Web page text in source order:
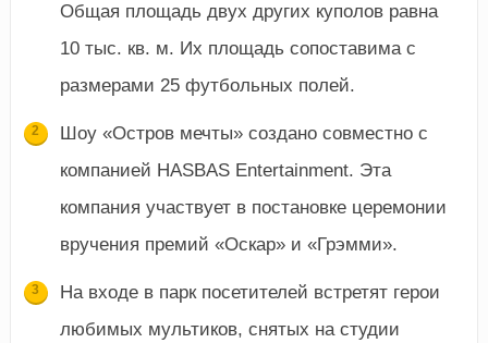
Общая площадь двух других куполов равна
10 тыс. кв. м. Их площадь сопоставима с
размерами 25 футбольных полей.
Шоу «Остров мечты» создано совместно с
компанией HASBAS Entertainment. Эта
компания участвует в постановке церемонии
вручения премий «Оскар» и «Грэмми».
На входе в парк посетителей встретят герои
любимых мультиков, снятых на студии